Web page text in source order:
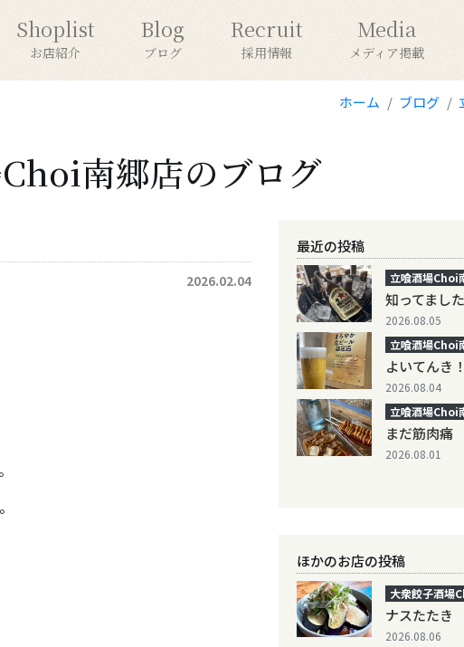
Shoplist
お店紹介
Blog
ブログ
Recruit
採用情報
Media
メディア掲載
ホーム ブログ
南郷店のブログ
2026.02.04
最近の投稿
立喰酒場Choi
知ってまし
2026.08.05
立喰酒場Choi
よいてんき！
2026.08.04
立喰酒場Choi
まだ筋肉痛
2026.08.01
ほかのお店の投稿
大衆餃子酒場
ナスたたき
2026.08.06